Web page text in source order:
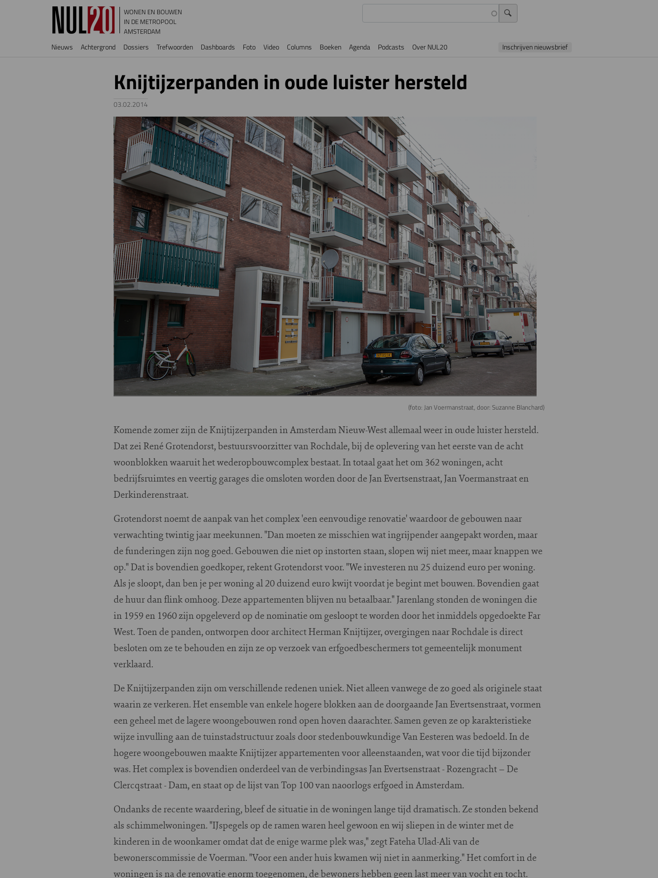
Overslaan en naar de inhoud gaan
WONEN EN BOUWEN
IN DE METROPOOL
AMSTERDAM
Hoofdnavigatie
Nieuws Achtergrond Dossiers Trefwoorden Dashboards Foto Video Columns Boeken Agenda Podcasts Over NUL20 Inschrijven nieuwsbrief
Knijtijzerpanden in oude luister hersteld
03.02.2014
Image
(foto: Jan Voermanstraat, door: Suzanne Blanchard)
Komende zomer zijn de Knijtijzerpanden in Amsterdam Nieuw-West allemaal weer in oude luister hersteld.
Dat zei René Grotendorst, bestuursvoorzitter van Rochdale, bij de oplevering van het eerste van de acht
woonblokken waaruit het wederopbouwcomplex bestaat. In totaal gaat het om 362 woningen, acht
bedrijfsruimtes en veertig garages die omsloten worden door de Jan Evertsenstraat, Jan Voermanstraat en
Derkinderenstraat.
Grotendorst noemt de aanpak van het complex 'een eenvoudige renovatie' waardoor de gebouwen naar
verwachting twintig jaar meekunnen. "Dan moeten ze misschien wat ingrijpender aangepakt worden, maar
de funderingen zijn nog goed. Gebouwen die niet op instorten staan, slopen wij niet meer, maar knappen we
op." Dat is bovendien goedkoper, rekent Grotendorst voor. "We investeren nu 25 duizend euro per woning.
Als je sloopt, dan ben je per woning al 20 duizend euro kwijt voordat je begint met bouwen. Bovendien gaat
de huur dan flink omhoog. Deze appartementen blijven nu betaalbaar." Jarenlang stonden de woningen die
in 1959 en 1960 zijn opgeleverd op de nominatie om gesloopt te worden door het inmiddels opgedoekte Far
West. Toen de panden, ontworpen door architect Herman Knijtijzer, overgingen naar Rochdale is direct
besloten om ze te behouden en zijn ze op verzoek van erfgoedbeschermers tot gemeentelijk monument
verklaard.
De Knijtijzerpanden zijn om verschillende redenen uniek. Niet alleen vanwege de zo goed als originele staat
waarin ze verkeren. Het ensemble van enkele hogere blokken aan de doorgaande Jan Evertsenstraat, vormen
een geheel met de lagere woongebouwen rond open hoven daarachter. Samen geven ze op karakteristieke
wijze invulling aan de tuinstadstructuur zoals door stedenbouwkundige Van Eesteren was bedoeld. In de
hogere woongebouwen maakte Knijtijzer appartementen voor alleenstaanden, wat voor die tijd bijzonder
was. Het complex is bovendien onderdeel van de verbindingsas Jan Evertsenstraat - Rozengracht – De
Clercqstraat - Dam, en staat op de lijst van Top 100 van naoorlogs erfgoed in Amsterdam.
Ondanks de recente waardering, bleef de situatie in de woningen lange tijd dramatisch. Ze stonden bekend
als schimmelwoningen. "IJspegels op de ramen waren heel gewoon en wij sliepen in de winter met de
kinderen in de woonkamer omdat dat de enige warme plek was," zegt Fateha Ulad-Ali van de
bewonerscommissie de Voerman. "Voor een ander huis kwamen wij niet in aanmerking." Het comfort in de
woningen is na de renovatie enorm toegenomen, de bewoners hebben geen last meer van vocht en tocht.